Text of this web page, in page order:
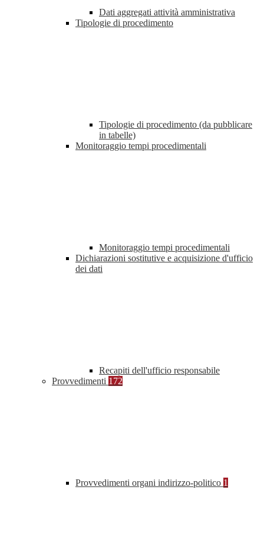
Dati aggregati attività amministrativa
Tipologie di procedimento
Tipologie di procedimento (da pubblicare
in tabelle)
Monitoraggio tempi procedimentali
Monitoraggio tempi procedimentali
Dichiarazioni sostitutive e acquisizione d'ufficio
dei dati
Recapiti dell'ufficio responsabile
Provvedimenti 172
Provvedimenti organi indirizzo-politico 1